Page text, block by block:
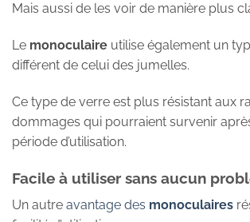
Mais aussi de les voir de manière plus
Le monoculaire utilise également un
différent de celui des jumelles.
Ce type de verre est plus résistant aux
dommages qui pourraient survenir
période d’utilisation.
Facile à utiliser sans aucun
Un autre avantage des monoculaires